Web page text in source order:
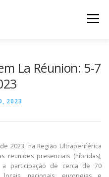
Menu
La Réunion: 5-7
2023
2023, na Região Ultraperiférica
reuniões presenciais (híbridas),
participação de cerca de 70